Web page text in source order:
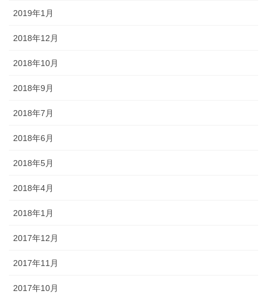
2019年1月
2018年12月
2018年10月
2018年9月
2018年7月
2018年6月
2018年5月
2018年4月
2018年1月
2017年12月
2017年11月
2017年10月